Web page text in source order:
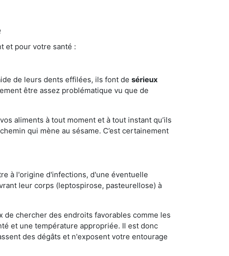
et pour votre santé :
de leurs dents effilées, ils font de sérieux
être assez problématique vu que de
aliments à tout moment et à tout instant qu’ils
qui mène au sésame. C’est certainement
à l'origine d'infections, d'une éventuelle
leur corps (leptospirose, pasteurellose) à
de chercher des endroits favorables comme les
et une température appropriée. Il est donc
des dégâts et n'exposent votre entourage